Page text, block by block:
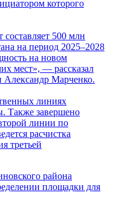
которого
500 млн
на период 2025–2028
на новом
мест», — рассказал
Марченко.
линиях
Также завершено
линии по
расчистка
третьей
района
площадки для